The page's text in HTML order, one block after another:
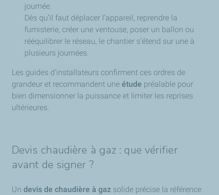
journée.
Dès qu’il faut déplacer l’appareil, reprendre la
fumisterie, créer une ventouse, poser un ballon ou
rééquilibrer le réseau, le chantier s’étend sur une à
plusieurs journées.
Les guides d’installateurs confirment ces ordres de
grandeur et recommandent une étude préalable pour
bien dimensionner la puissance et limiter les reprises
ultérieures.
Devis chaudière à gaz : que vérifier
avant de signer ?
Un devis de chaudière à gaz solide précise la référence